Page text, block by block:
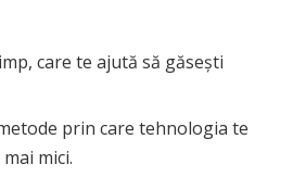
care te ajută să găsești
prin care tehnologia te
mici.